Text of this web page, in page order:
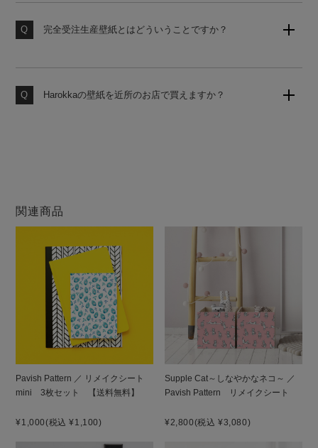
お申し付けください。
完全受注生産壁紙とはどういうことですか？
で、品質の劣化がなく安心してお使いいただけます。
Harokkaの壁紙を近所のお店で買えますか？
関連商品
Pavish Pattern ／ リメイクシート
mini 3枚セット 【送料無料】
¥1,000(税込 ¥1,100)
Supple Cat～しなやかなネコ～ ／
Pavish Pattern リメイクシート
¥2,800(税込 ¥3,080)